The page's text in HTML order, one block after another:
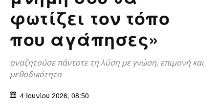
φωτίζει τον τόπο
που αγάπησες»
αναζητούσε πάντοτε τη λύση με γνώση, επιμονή και
μεθοδικότητα
4 Ιουνίου 2026, 08:50